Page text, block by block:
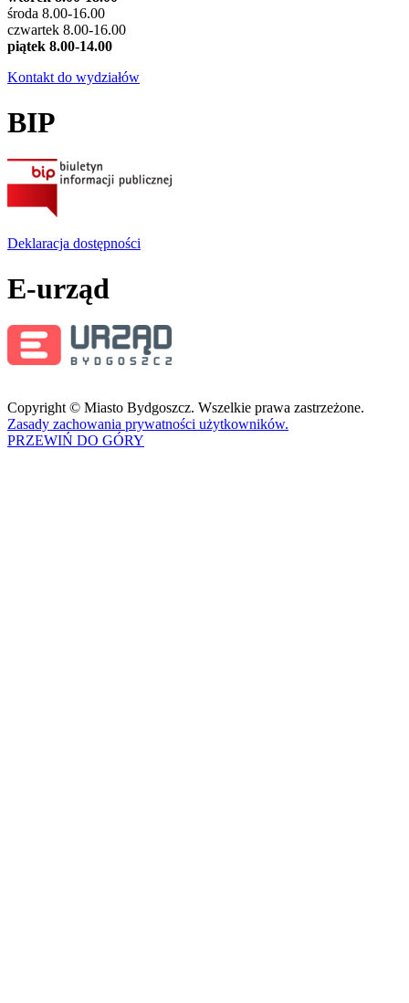
środa 8.00-16.00
czwartek 8.00-16.00
piątek 8.00-14.00
Kontakt do wydziałów
BIP
Deklaracja dostępności
E-urząd
Copyright © Miasto Bydgoszcz. Wszelkie prawa zastrzeżone.
Zasady zachowania prywatności użytkowników.
PRZEWIŃ DO GÓRY